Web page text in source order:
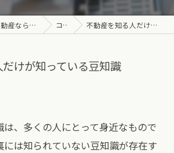
愛知県名古屋市の不動産なら株式会社有明ハウジング コラム 不動産を知る人だけが知っている豆知識
けが知っている豆知識
、多くの人にとって身近なもので
には知られていない豆知識が存在す